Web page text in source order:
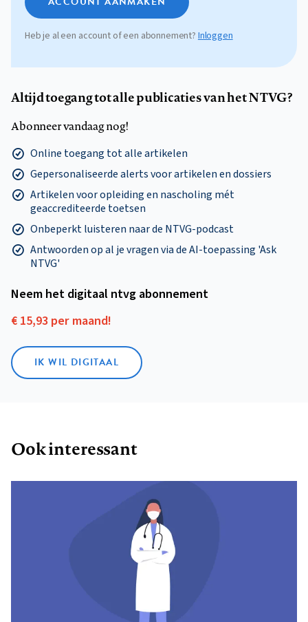
Heb je al een account of een abonnement? Inloggen
Altijd toegang tot alle publicaties van het NTVG?
Abonneer vandaag nog!
Online toegang tot alle artikelen
Gepersonaliseerde alerts voor artikelen en dossiers
Artikelen voor opleiding en nascholing mét
geaccrediteerde toetsen
Onbeperkt luisteren naar de NTVG-podcast
Antwoorden op al je vragen via de AI-toepassing 'Ask
NTVG'
Neem het digitaal ntvg abonnement
€ 15,93 per maand!
IK WIL DIGITAAL
Ook interessant